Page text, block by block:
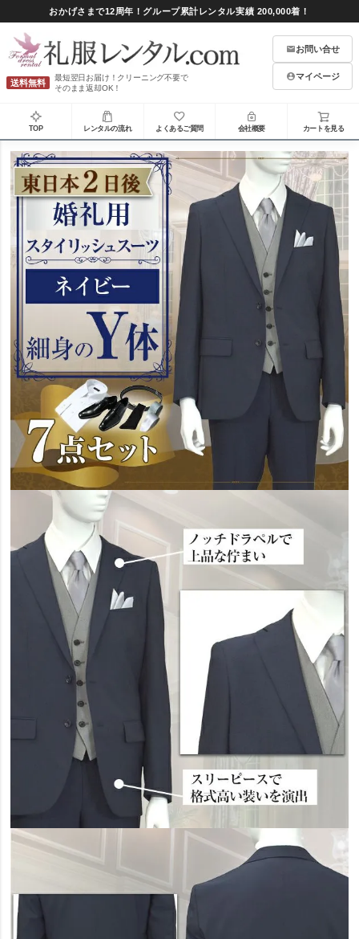
おかげさまで12周年！グループ累計レンタル実績 200,000着！
送料無料
最短翌日お届け！クリーニング不要で
そのまま返却OK！
お問い合せ
マイページ
TOP レンタルの流れ よくあるご質問 会社概要 カートを見る